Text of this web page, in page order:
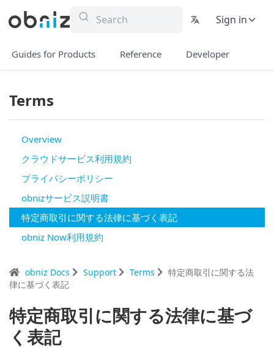
Sign in
Guides for Products Reference Developer
Terms
Overview
クラウドサービス利用規約
プライバシーポリシー
obnizサービス説明書
特定商取引に関する法律に基づく表記
obniz Now利用規約
obniz Docs Support Terms
特定商取引に関する法
律に基づく表記
特定商取引に関する法律に基づ
く表記